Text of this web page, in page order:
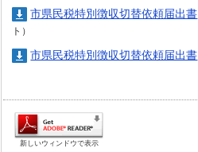
市県民税特別徴収切替依頼届出書
ト）
市県民税特別徴収切替依頼届出書
新しいウィンドウで表示